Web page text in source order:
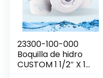
23300-100-000
Boquilla de hidro
CUSTOM 1 1/2″ X 1